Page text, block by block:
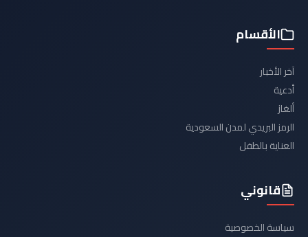
الأقسام
آخر الأخبار
أدعية
ألغاز
الرمز البريدي لمدن السعودية
العناية بالطفل
قانوني
سياسة الخصوصية